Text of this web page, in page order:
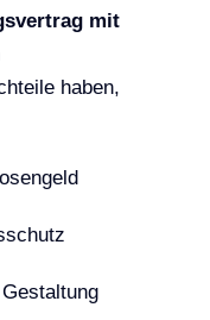
mit
haben,